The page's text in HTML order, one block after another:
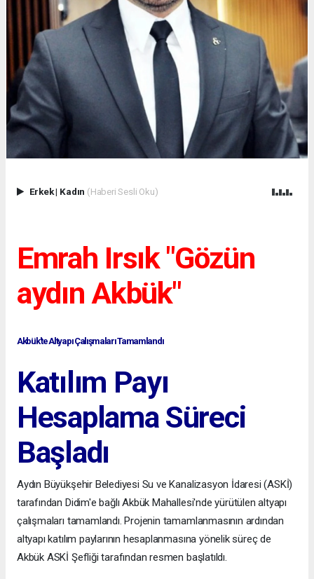
Erkek| Kadın (Haberi Sesli Oku)
Emrah Irsık "Gözün
aydın Akbük"
Akbük'te Altyapı Çalışmaları Tamamlandı
Katılım Payı
Hesaplama Süreci
Başladı
Aydın Büyükşehir Belediyesi Su ve Kanalizasyon İdaresi (ASKİ)
tarafından Didim'e bağlı Akbük Mahallesi'nde yürütülen altyapı
çalışmaları tamamlandı. Projenin tamamlanmasının ardından
altyapı katılım paylarının hesaplanmasına yönelik süreç de
Akbük ASKİ Şefliği tarafından resmen başlatıldı.